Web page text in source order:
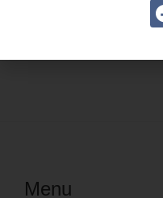
Estojo Juvenil YS27108
Menu